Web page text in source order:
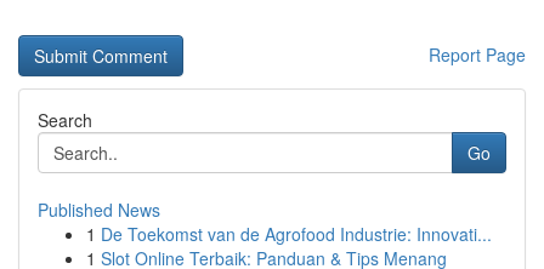
Report Page
Search
Go
Published News
1 De Toekomst van de Agrofood Industrie: Innovati...
1 Slot Online Terbaik: Panduan & Tips Menang